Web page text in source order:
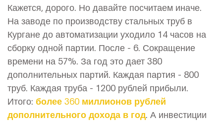
Кажется, дорого. Но давайте посчитаем иначе.
На заводе по производству стальных труб в
Кургане до автоматизации уходило 14 часов на
сборку одной партии. После - 6. Сокращение
времени на 57%. За год это дает 380
дополнительных партий. Каждая партия - 800
труб. Каждая труба - 1200 рублей прибыли.
Итого: более 360 миллионов рублей
дополнительного дохода в год. А инвестиции